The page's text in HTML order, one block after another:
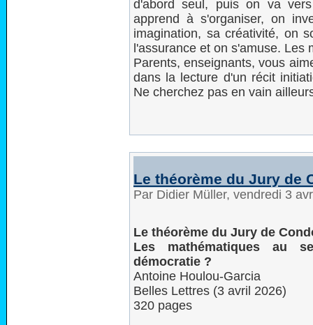
d'abord seul, puis on va
apprend à s'organiser, on
imagination, sa créativité, on
l'assurance et on s'amuse. Les
Parents, enseignants, vous
dans la lecture d'un récit
Ne cherchez pas en vain
Le théorème du Jury de
Par Didier Müller, vendredi 3
Le théorème du Jury de
Les mathématiques au
démocratie ?
Antoine Houlou-Garcia
Belles Lettres (3 avril 2026)
320 pages